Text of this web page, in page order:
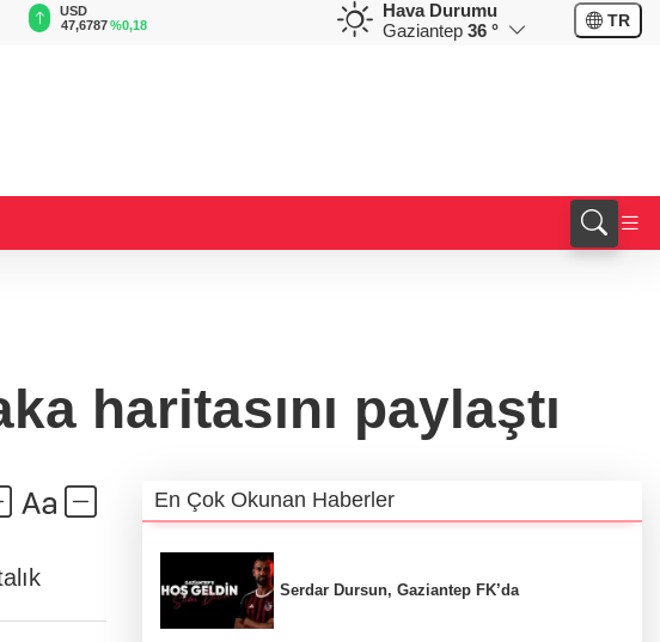
USD
47,6787%0,18 %0,32
GBP
64,3468
Hava Durumu
Gaziantep 36 ° TR
haritasını paylaştı
En Çok Okunan Haberler
Serdar Dursun, Gaziantep FK’da